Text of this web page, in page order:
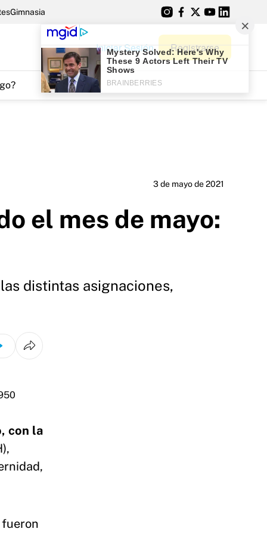
Gimnasia
Iniciar Sesión Registrarse
3 de mayo de 2021
el mes de mayo:
distintas asignaciones,
con la
fueron